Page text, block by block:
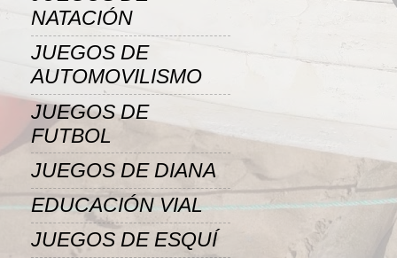
NATACIÓN
JUEGOS DE
AUTOMOVILISMO
JUEGOS DE
FUTBOL
JUEGOS DE DIANA
EDUCACIÓN VIAL
JUEGOS DE ESQUÍ